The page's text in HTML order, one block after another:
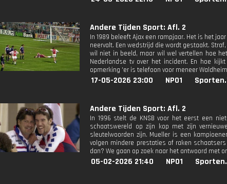
Andere Tijden Sport: Afl. 2
In 1989 beleeft Ajax een rampjaar. Het is het
neervalt. Een wedstrijd die wordt gestaakt.
wil niet in beeld, maar wil wel vertellen hoe
Nederlandse tv over het incident. En hoe
opmerking 'er is telefoon voor meneer
17-05-2026 23:00 NPO1
Andere Tijden Sport: Afl. 2
In 1996 stelt de KNSB voor het eerst een
schaatswereld op zijn kop met zijn
sleutelwoorden zijn. Mueller is een
volgen mindere prestaties of raken
dan? We gaan op zoek naar het antwoord met
05-02-2026 21:40 NPO1